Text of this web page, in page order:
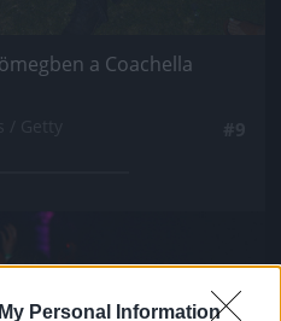
Personal Information
a Coachella
kép!